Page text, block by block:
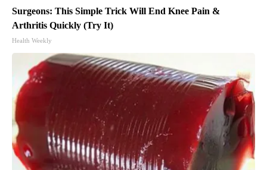
Surgeons: This Simple Trick Will End Knee Pain &
Arthritis Quickly (Try It)
Health Weekly